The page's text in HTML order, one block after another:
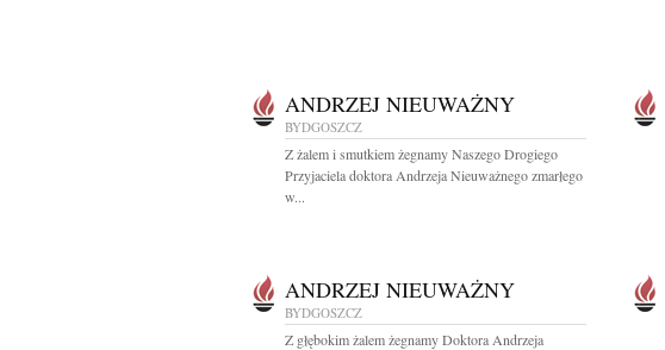
ANDRZEJ NIEUWAŻNY
BYDGOSZCZ
Z żalem i smutkiem żegnamy Naszego Drogiego
Przyjaciela doktora Andrzeja Nieuważnego zmarłego
w...
ANDRZEJ NIEUWAŻNY
BYDGOSZCZ
Z głębokim żalem żegnamy Doktora Andrzeja